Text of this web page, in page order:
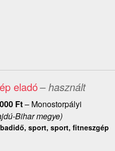
eladó– használt
Ft– Monostorpályi
Bihar megye)
sport, sport, fitneszgép